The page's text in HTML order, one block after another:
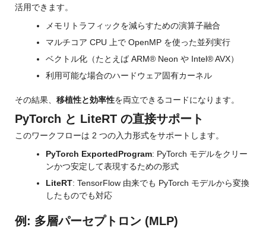
活用できます。
メモリトラフィックを減らすための演算子融合
マルチコア CPU 上で OpenMP を使った並列実行
ベクトル化（たとえば ARM® Neon や Intel® AVX）
利用可能な場合のハードウェア固有カーネル
その結果、 移植性と効率性を両立できるコードになります。
PyTorch と LiteRT の直接サポート
このワークフローは 2 つの入力形式をサポートします。
PyTorch ExportedProgram: PyTorch モデルをクリー
ンかつ安定して表現するための形式
LiteRT: TensorFlow 由来でも PyTorch モデルから変換
したものでも対応
例: 多層パーセプトロン (MLP)